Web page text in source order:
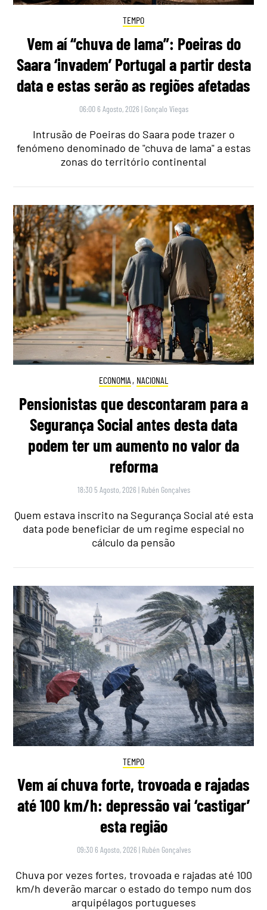
TEMPO
Vem aí “chuva de lama”: Poeiras do
Saara ‘invadem’ Portugal a partir desta
data e estas serão as regiões afetadas
06:00 6 Agosto, 2026 | Gonçalo Viegas
Intrusão de Poeiras do Saara pode trazer o
fenómeno denominado de "chuva de lama" a estas
zonas do território continental
ECONOMIA , NACIONAL
Pensionistas que descontaram para a
Segurança Social antes desta data
podem ter um aumento no valor da
reforma
18:30 5 Agosto, 2026 | Rubén Gonçalves
Quem estava inscrito na Segurança Social até esta
data pode beneficiar de um regime especial no
cálculo da pensão
TEMPO
Vem aí chuva forte, trovoada e rajadas
até 100 km/h: depressão vai ‘castigar’
esta região
09:30 6 Agosto, 2026 | Rubén Gonçalves
Chuva por vezes fortes, trovoada e rajadas até 100
km/h deverão marcar o estado do tempo num dos
arquipélagos portugueses